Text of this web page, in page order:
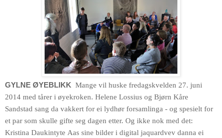
GYLNE ØYEBLIKK Mange vil huske fredagskvelden 27. juni
2014 med tårer i øyekroken. Helene Lossius og Bjørn Kåre
Sandstad sang da vakkert for ei lydhør forsamlinga - og spesielt for
et par som skulle gifte seg dagen etter. Og ikke nok med det:
Kristina Daukintyte Aas sine bilder i digital jaquardvev danna ei